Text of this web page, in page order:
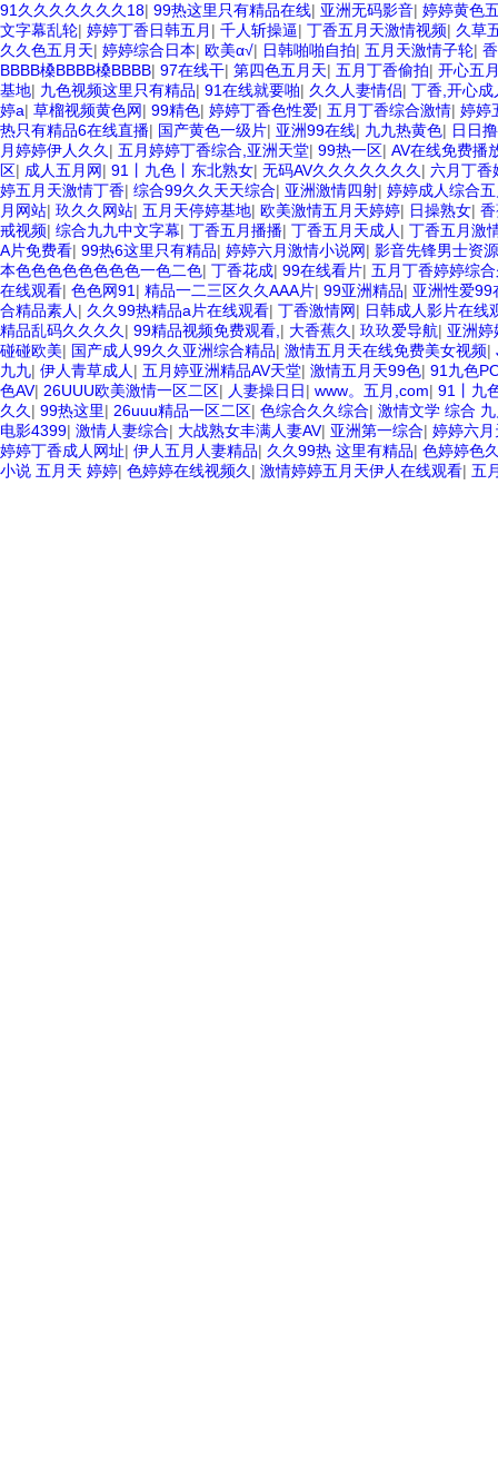
91久久久久久久久18| 99热这里只有精品在线| 亚洲无码影音| 婷婷黄色
文字幕乱轮| 婷婷丁香日韩五月 | 千人斩操逼| 丁香五月天激情视频| 久草
久久色五月天| 婷婷综合日本| 欧美α√| 日韩啪啪自拍| 五月天激情子轮|
BBBB槡BBBB槡BBBB| 97在线干| 第四色五月天| 五月丁香偷拍| 开心五
基地| 九色视频这里只有精品| 91在线就要啪| 久久人妻情侣| 丁香,开心成
婷a| 草榴视频黄色网| 99精色| 婷婷丁香色性爱| 五月丁香综合激情| 婷婷
热只有精品6在线直播| 国产黄色一级片| 亚洲99在线| 九九热黄色| 日日
月婷婷伊人久久 | 五月婷婷丁香综合,亚洲天堂| 99热一区| AV在线免费播
区| 成人五月网| 91丨九色丨东北熟女| 无码AV久久久久久久久 | 六月丁香
婷五月天激情丁香| 综合99久久天天综合| 亚洲激情四射| 婷婷成人综合
月网站| 玖久久网站| 五月天停婷基地| 欧美激情五月天婷婷| 日操熟女|
戒视频| 综合九九中文字幕| 丁香五月播播| 丁香五月天成人 | 丁香五月激
A片免费看| 99热6这里只有精品| 婷婷六月激情小说网| 影音先锋男士资
本色色色色色色色色一色二色| 丁香花成| 99在线看片| 五月丁香婷婷综
在线观看| 色色网91 | 精品一二三区久久AAA片| 99亚洲精品| 亚洲性爱99
合精品素人 | 久久99热精品a片在线观看| 丁香激情网| 日韩成人影片在线
精品乱码久久久久 | 99精品视频免费观看, | 大香蕉久 | 玖玖爱导航| 亚洲婷
碰碰欧美| 国产成人99久久亚洲综合精品| 激情五月天在线免费美女视频|
九九| 伊人青草成人 | 五月婷亚洲精品AV天堂| 激情五月天99色| 91九色
色AV| 26UUU欧美激情一区二区| 人妻操日日| www。五月,com| 91丨九
久久 | 99热这里| 26uuu精品一区二区| 色综合久久综合| 激情文学 综合
电影4399| 激情人妻综合| 大战熟女丰满人妻AV| 亚洲第一综合| 婷婷六
婷婷丁香成人网址| 伊人五月人妻精品| 久久99热 这里有精品| 色婷婷色
小说 五月天 婷婷| 色婷婷在线视频久 | 激情婷婷五月天伊人在线观看| 五